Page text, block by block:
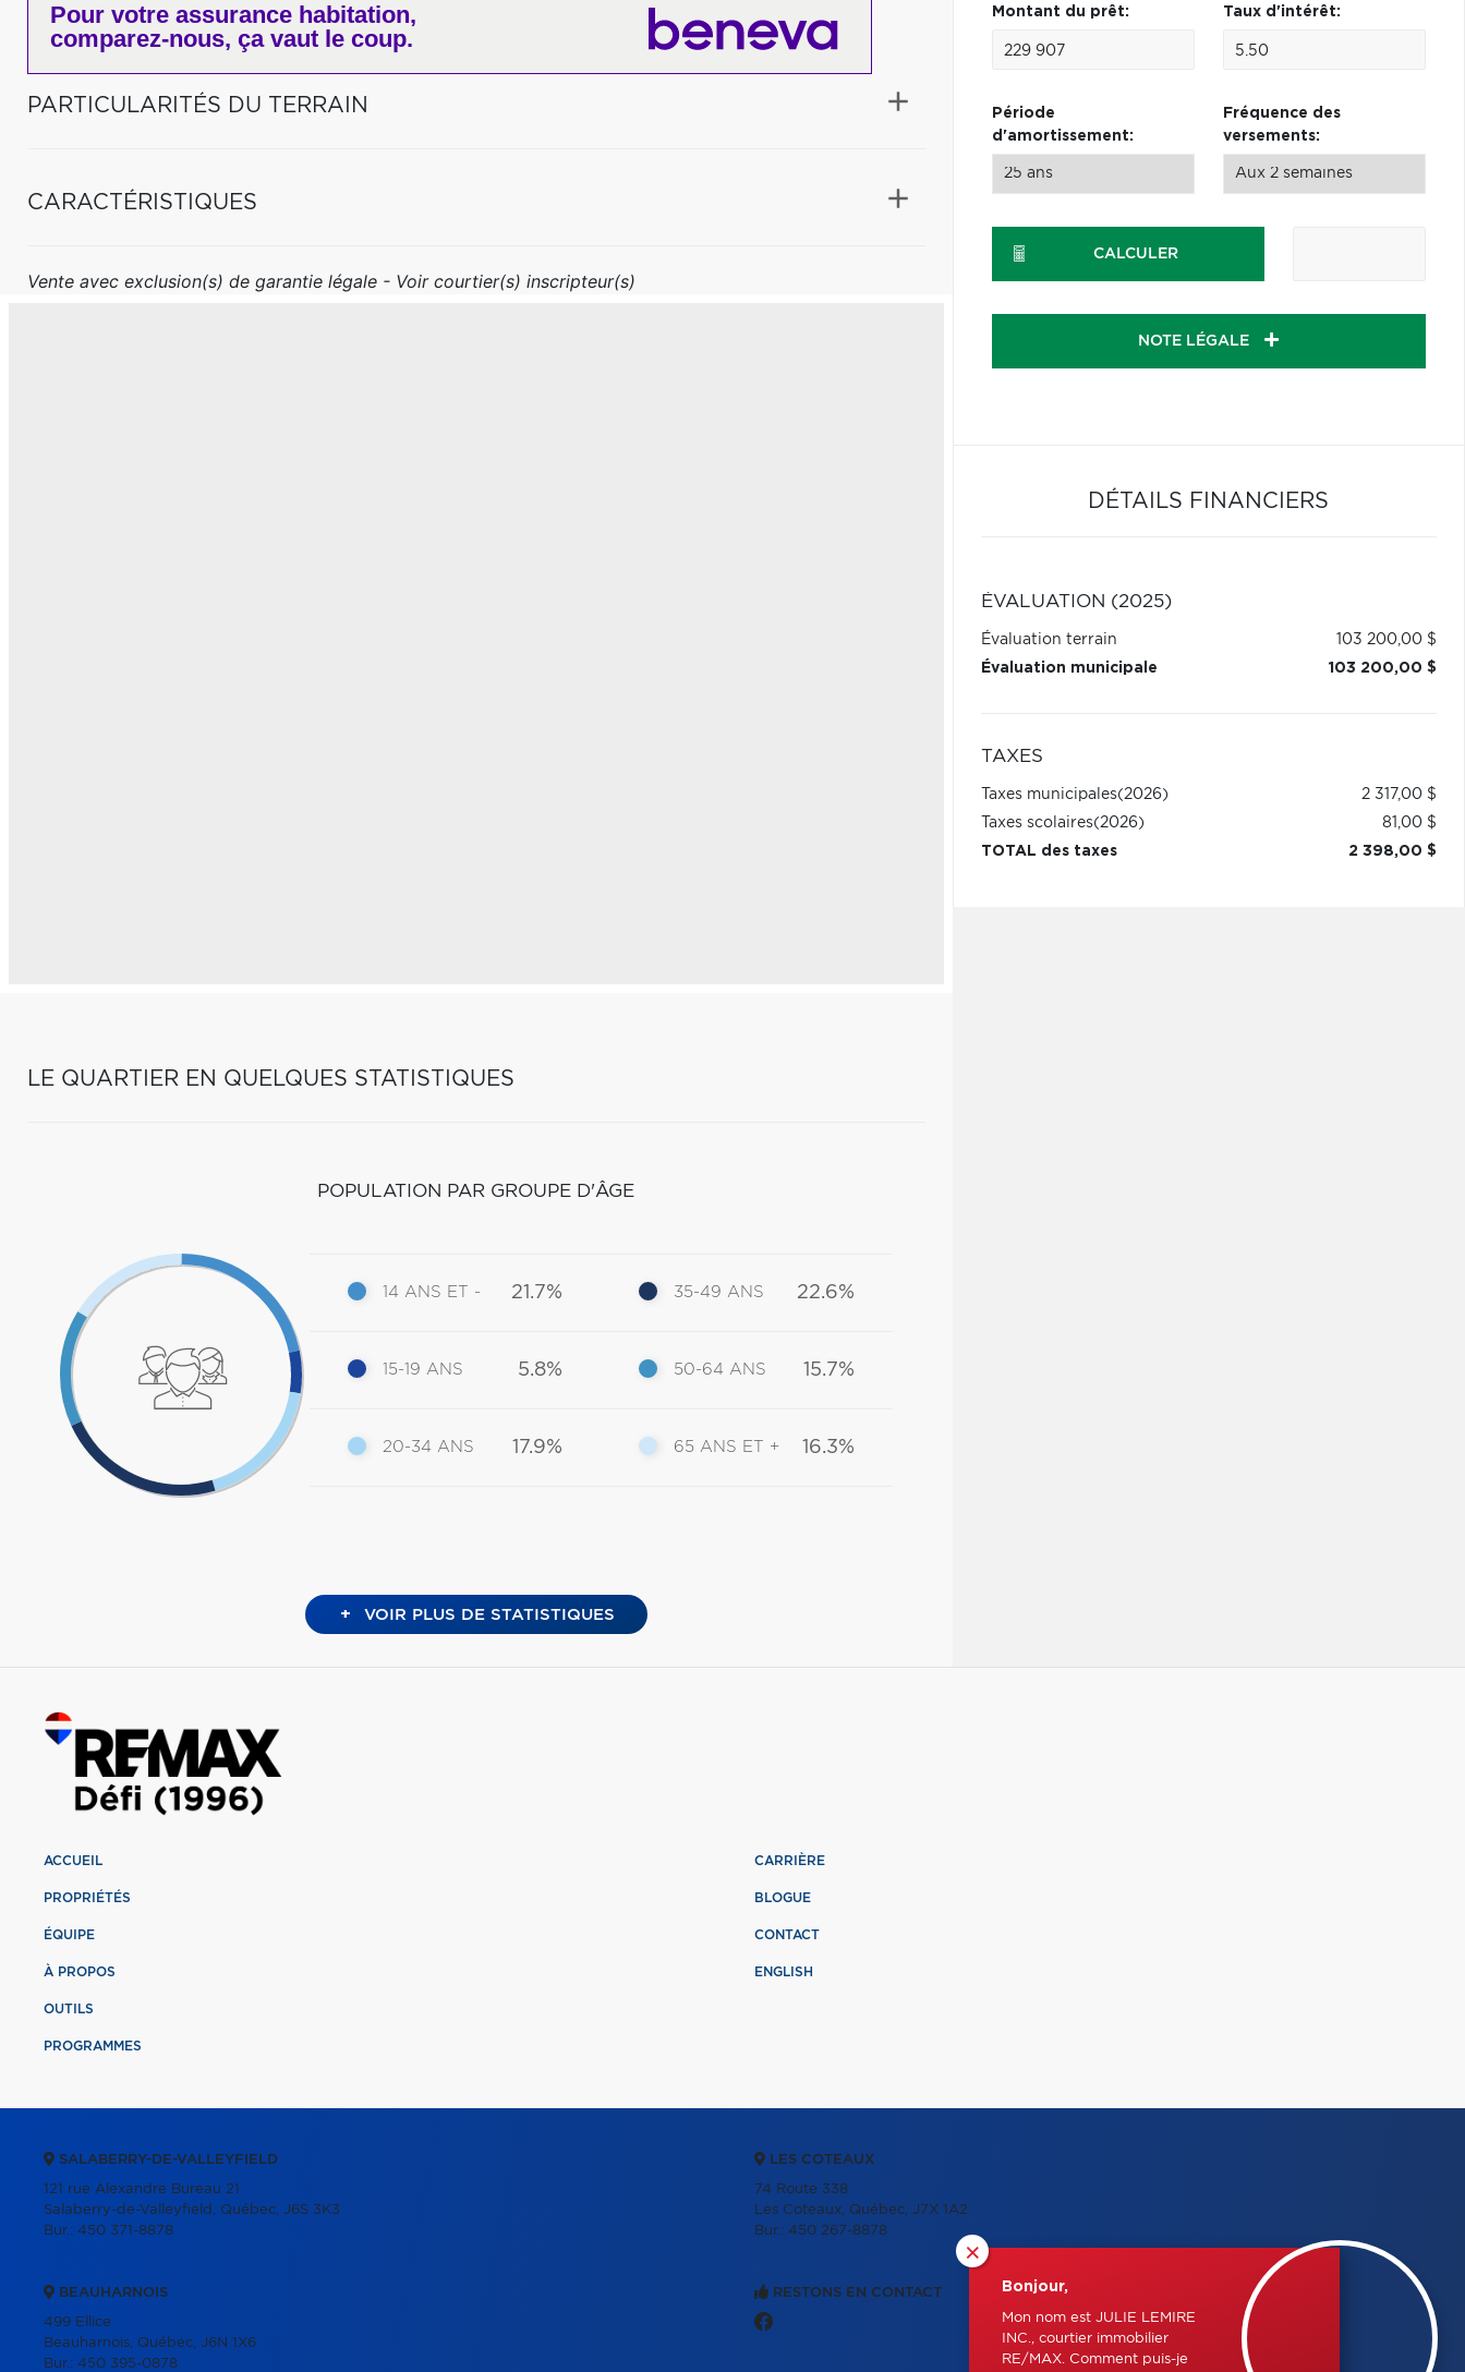
Pour votre assurance habitation,
comparez-nous, ça vaut le coup.
PARTICULARITÉS DU TERRAIN
CARACTÉRISTIQUES
Vente avec exclusion(s) de garantie légale - Voir courtier(s) inscripteur(s)
LE QUARTIER EN QUELQUES STATISTIQUES
POPULATION PAR GROUPE D'ÂGE
14 ANS ET - 21.7%
15-19 ANS 5.8%
20-34 ANS 17.9%
35-49 ANS 22.6%
50-64 ANS 15.7%
65 ANS ET + 16.3%
+ VOIR PLUS DE STATISTIQUES
Montant du prêt: Taux d'intérêt:
Période
d'amortissement:
Fréquence des
versements:
CALCULER
NOTE LÉGALE
DÉTAILS FINANCIERS
ÉVALUATION (2025)
Évaluation terrain
103 200,00 $
Évaluation municipale
103 200,00 $
TAXES
Taxes municipales(2026)
2 317,00 $
Taxes scolaires(2026)
81,00 $
TOTAL des taxes
2 398,00 $
×
Bonjour,
Mon nom est JULIE LEMIRE
INC., courtier immobilier
RE/MAX. Comment puis-je
ACCUEIL
PROPRIÉTÉS
ÉQUIPE
À PROPOS
OUTILS
PROGRAMMES
CARRIÈRE
BLOGUE
CONTACT
ENGLISH
RESTONS EN CONTACT
SALABERRY-DE-VALLEYFIELD
121 rue Alexandre Bureau 21
Salaberry-de-Valleyfield, Québec, J6S 3K3
Bur.: 450 371-8878
BEAUHARNOIS
499 Ellice
Beauharnois, Québec, J6N 1X6
Bur.: 450 395-0878
LES COTEAUX
74 Route 338
Les Coteaux, Québec, J7X 1A2
Bur.: 450 267-8878